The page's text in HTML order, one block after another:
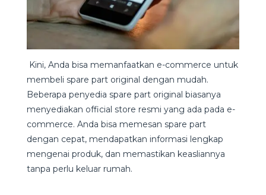
Kini, Anda bisa memanfaatkan e-commerce untuk
membeli spare part original dengan mudah.
Beberapa penyedia spare part original biasanya
menyediakan official store resmi yang ada pada e-
commerce. Anda bisa memesan spare part
dengan cepat, mendapatkan informasi lengkap
mengenai produk, dan memastikan keasliannya
tanpa perlu keluar rumah.